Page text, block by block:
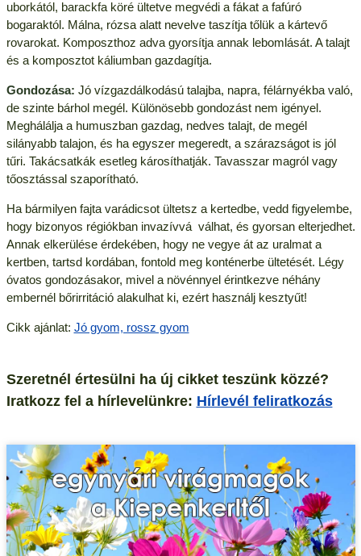
uborkától, barackfa köré ültetve megvédi a fákat a fafúró
bogaraktól. Málna, rózsa alatt nevelve taszítja tőlük a kártevő
rovarokat. Komposzthoz adva gyorsítja annak lebomlását. A talajt
és a komposztot káliumban gazdagítja.
Gondozása: Jó vízgazdálkodású talajba, napra, félárnyékba való,
de szinte bárhol megél. Különösebb gondozást nem igényel.
Meghálálja a humuszban gazdag, nedves talajt, de megél
silányabb talajon, és ha egyszer megeredt, a szárazságot is jól
tűri. Takácsatkák esetleg károsíthatják. Tavasszar magról vagy
tőosztással szaporítható.
Ha bármilyen fajta varádicsot ültetsz a kertedbe, vedd figyelembe,
hogy bizonyos régiókban invazívvá válhat, és gyorsan elterjedhet.
Annak elkerülése érdekében, hogy ne vegye át az uralmat a
kertben, tartsd kordában, fontold meg konténerbe ültetését. Légy
óvatos gondozásakor, mivel a növénnyel érintkezve néhány
embernél bőrirritáció alakulhat ki, ezért használj kesztyűt!
Cikk ajánlat: Jó gyom, rossz gyom
Szeretnél értesülni ha új cikket teszünk közzé?
Iratkozz fel a hírlevelünkre: Hírlevél feliratkozás